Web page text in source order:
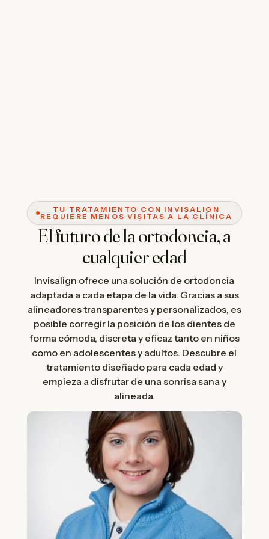
TU TRATAMIENTO CON INVISALIGN
REQUIERE MENOS VISITAS A LA CLÍNICA
El futuro de la ortodoncia, a
cualquier edad
Invisalign ofrece una solución de ortodoncia
adaptada a cada etapa de la vida. Gracias a sus
alineadores transparentes y personalizados, es
posible corregir la posición de los dientes de
forma cómoda, discreta y eficaz tanto en niños
como en adolescentes y adultos. Descubre el
tratamiento diseñado para cada edad y
empieza a disfrutar de una sonrisa sana y
alineada.
Invisalign First (7 a 10
años)